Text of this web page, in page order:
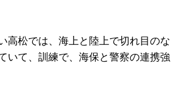
高松では、海上と陸上で切れ目のな
いて、訓練で、海保と警察の連携強